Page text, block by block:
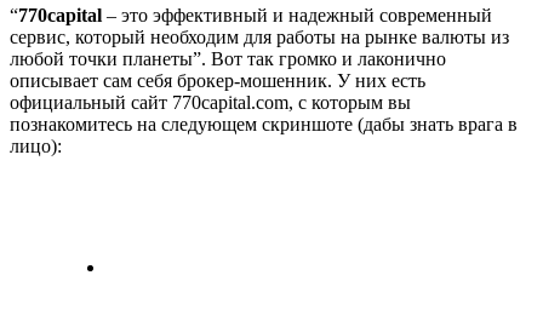
“770capital – это эффективный и надежный современный
сервис, который необходим для работы на рынке валюты из
любой точки планеты”. Вот так громко и лаконично
описывает сам себя брокер-мошенник. У них есть
официальный сайт 770capital.com, с которым вы
познакомитесь на следующем скриншоте (дабы знать врага в
лицо):